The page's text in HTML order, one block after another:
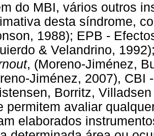
do MBI, vários outros
desta síndrome,
1988); EPB -
& Velandrino,
, (Moreno-Jiménez,
Jiménez, 2007), CBI
Borritz,
permitem avaliar
elaborados